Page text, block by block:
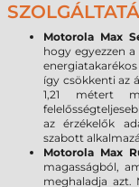
Motorola Max
hogy egyezzen
így csökkenti az
1,21 métert
az érzékelők
szabott
Motorola Max
magasságból,
meghaladja azt.